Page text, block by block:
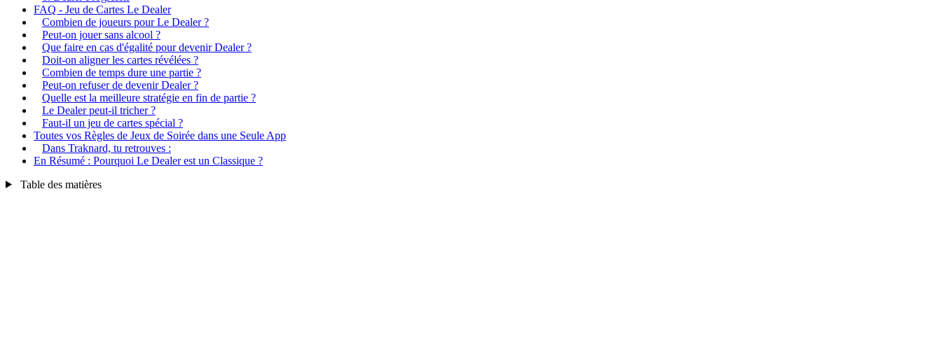
FAQ - Jeu de Cartes Le Dealer
Combien de joueurs pour Le Dealer ?
Peut-on jouer sans alcool ?
Que faire en cas d'égalité pour devenir Dealer ?
Doit-on aligner les cartes révélées ?
Combien de temps dure une partie ?
Peut-on refuser de devenir Dealer ?
Quelle est la meilleure stratégie en fin de partie ?
Le Dealer peut-il tricher ?
Faut-il un jeu de cartes spécial ?
Toutes vos Règles de Jeux de Soirée dans une Seule App
Dans Traknard, tu retrouves :
En Résumé : Pourquoi Le Dealer est un Classique ?
Table des matières